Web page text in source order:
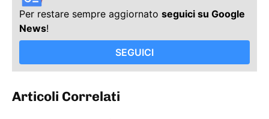
Per restare sempre aggiornato seguici su Google
News!
SEGUICI
Articoli Correlati